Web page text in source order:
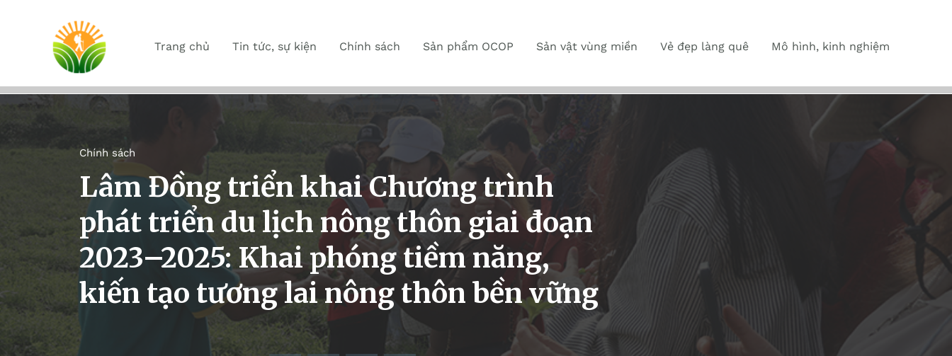
Trang chủ Tin tức, sự kiện Chính sách Sản phẩm OCOP Sản vật vùng miền Vẻ đẹp làng quê Mô hình, kinh nghiệm
Chính sách
Lâm Đồng triển khai Chương trình
phát triển du lịch nông thôn giai đoạn
2023–2025: Khai phóng tiềm năng,
kiến tạo tương lai nông thôn bền vững